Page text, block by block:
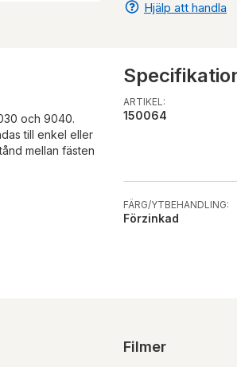
Hjälp att handla
och 9040.
till enkel eller
mellan fästen
ARTIKEL:
150064
FÄRG/YTBEHANDLING:
Förzinkad
Filmer